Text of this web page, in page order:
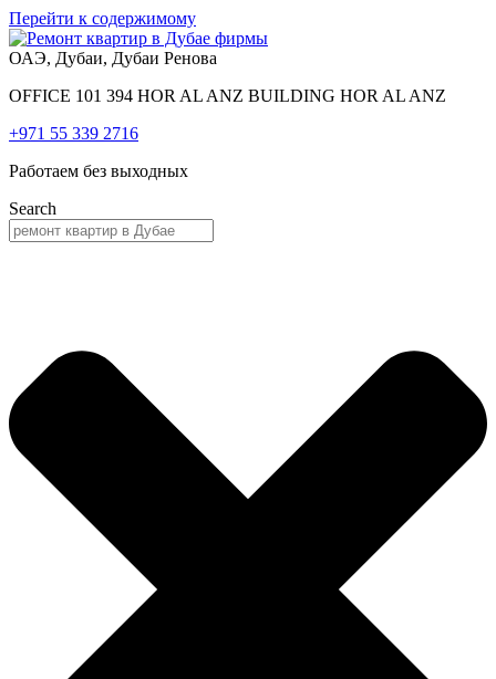
Перейти к содержимому
ОАЭ, Дубаи, Дубаи Ренова
OFFICE 101 394 HOR AL ANZ BUILDING HOR AL ANZ
+971 55 339 2716
Работаем без выходных
Search